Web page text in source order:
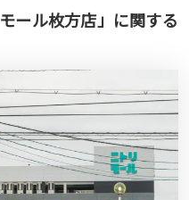
ール枚方店」に関する